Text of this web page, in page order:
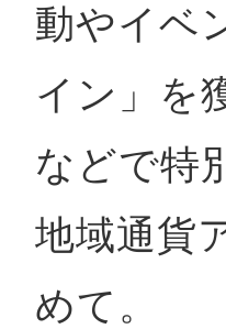
動やイベ
イン」を
などで特
地域通貨
めて。